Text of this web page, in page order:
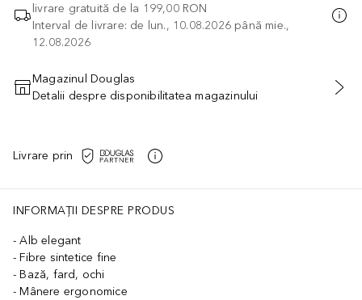
livrare gratuită de la 199,00 RON
Interval de livrare: de lun., 10.08.2026 până mie.,
12.08.2026
ADĂUGAȚI ÎN COŞ
Magazinul Douglas
Detalii despre disponibilitatea magazinului
Livrare prin
INFORMAȚII DESPRE PRODUS
Alb elegant
Fibre sintetice fine
Bază, fard, ochi
Mânere ergonomice